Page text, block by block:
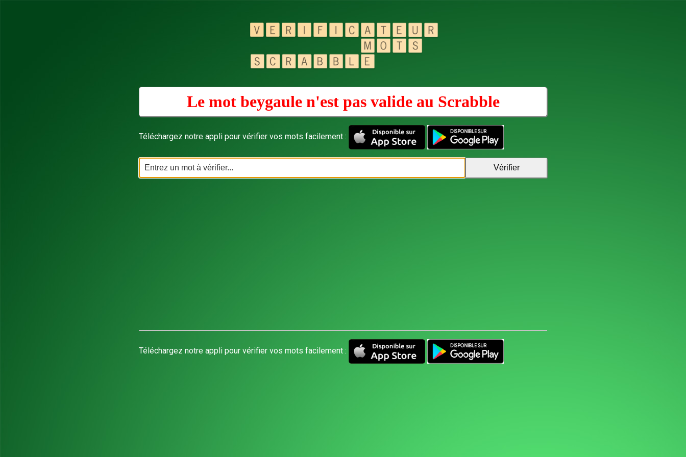
Le mot beygaule n'est pas valide au Scrabble
Téléchargez notre appli pour vérifier vos mots facilement :
Téléchargez notre appli pour vérifier vos mots facilement :